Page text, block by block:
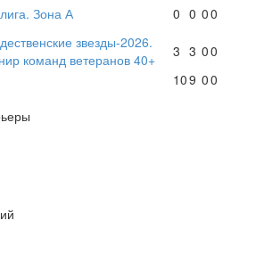
Зона А 0 0 00
звезды-2026.
команд ветеранов 40+
3 3 00
109 00